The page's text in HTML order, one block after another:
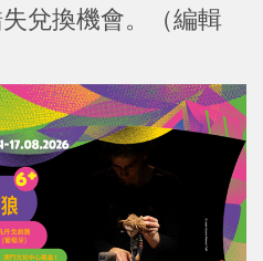
兌換機會。（編輯